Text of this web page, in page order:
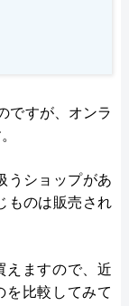
ですが、オンラ
うショップがあ
ものは販売され
えますので、近
を比較してみて